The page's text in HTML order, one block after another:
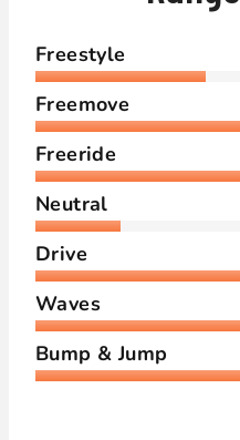
Freestyle
Freemove
Freeride
Neutral
Drive
Waves
Bump & Jump